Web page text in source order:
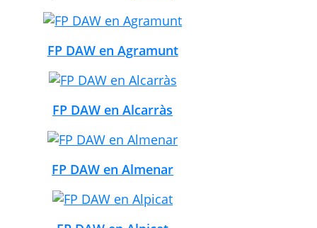
FP DAW en Agramunt
FP DAW en Alcarràs
FP DAW en Almenar